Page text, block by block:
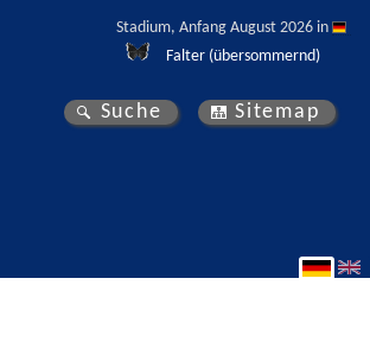
Stadium, Anfang August 2026 in
Falter (übersommernd)
Suche Sitemap